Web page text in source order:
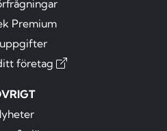
Premium
företag